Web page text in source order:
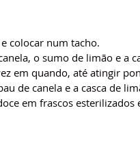
colocar num tacho.
o sumo de limão e a
em quando, até atingir
de canela e a casca de
em frascos esterilizados